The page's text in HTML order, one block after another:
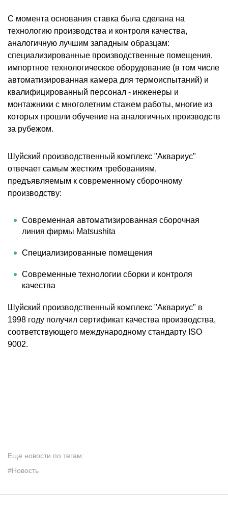
С момента основания ставка была сделана на
технологию производства и контроля качества,
аналогичную лучшим западным образцам:
специализированные производственные помещения,
импортное технологическое оборудование (в том числе
автоматизированная камера для термоиспытаний) и
квалифицированный персонал - инженеры и
монтажники с многолетним стажем работы, многие из
которых прошли обучение на аналогичных производств
за рубежом.
Шуйский производственный комплекс "Аквариус"
отвечает самым жестким требованиям,
предъявляемым к современному сборочному
производству:
Современная автоматизированная сборочная
линия фирмы Matsushita
Специализированные помещения
Современные технологии сборки и контроля
качества
Шуйский производственный комплекс "Аквариус" в
1998 году получил сертификат качества производства,
соответствующего международному стандарту ISO
9002.
Еще новости по тегам:
#Новость